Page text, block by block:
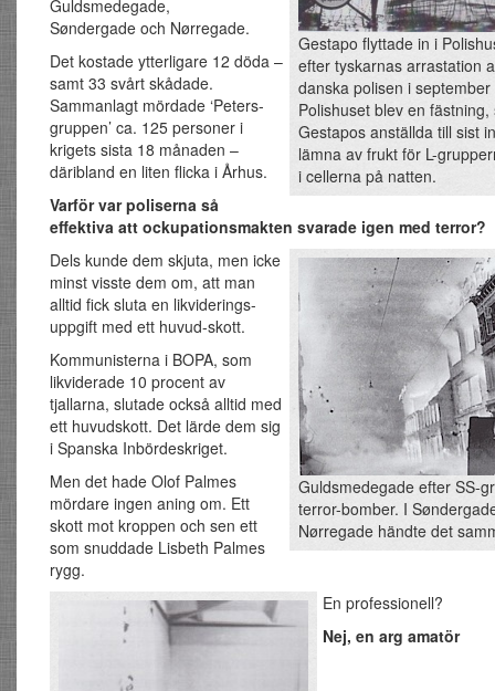
Gestapo flyttade in i
efter tyskarnas arrastation
danska polisen i
Polishuset blev en fästning,
Gestapos anställda till sist
lämna av frukt för L-
i cellerna på natten.
Guldsmedegade,
Søndergade och Nørregade.
Det kostade ytterligare 12 döda –
samt 33 svårt skådade.
Sammanlagt mördade ‘Peters-
gruppen’ ca. 125 personer i
krigets sista 18 månaden –
däribland en liten flicka i Århus.
Varför var poliserna så
effektiva att ockupationsmakten svarade igen med terror?
Guldsmedegade efter SS-
terror-bomber. I
Nørregade händte det
Dels kunde dem skjuta, men icke
minst visste dem om, att man
alltid fick sluta en likviderings-
uppgift med ett huvud-skott.
Kommunisterna i BOPA, som
likviderade 10 procent av
tjallarna, slutade också alltid med
ett huvudskott. Det lärde dem sig
i Spanska Inbördeskriget.
Men det hade Olof Palmes
mördare ingen aning om. Ett
skott mot kroppen och sen ett
som snuddade Lisbeth Palmes
rygg.
En professionell?
Nej, en arg amatör